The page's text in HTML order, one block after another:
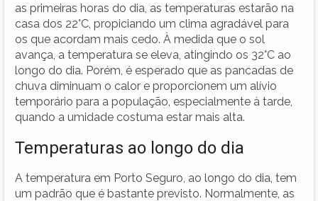
as primeiras horas do dia, as temperaturas estarão na
casa dos 22°C, propiciando um clima agradável para
os que acordam mais cedo. À medida que o sol
avança, a temperatura se eleva, atingindo os 32°C ao
longo do dia. Porém, é esperado que as pancadas de
chuva diminuam o calor e proporcionem um alívio
temporário para a população, especialmente à tarde,
quando a umidade costuma estar mais alta.
Temperaturas ao longo do dia
A temperatura em Porto Seguro, ao longo do dia, tem
um padrão que é bastante previsto. Normalmente, as